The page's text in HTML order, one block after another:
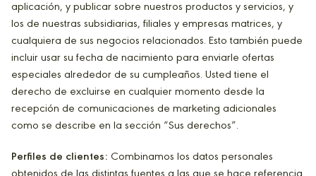
aplicación, y publicar sobre nuestros productos y servicios, y
los de nuestras subsidiarias, filiales y empresas matrices, y
cualquiera de sus negocios relacionados. Esto también puede
incluir usar su fecha de nacimiento para enviarle ofertas
especiales alrededor de su cumpleaños. Usted tiene el
derecho de excluirse en cualquier momento desde la
recepción de comunicaciones de marketing adicionales
como se describe en la sección “Sus derechos”.
Perfiles de clientes: Combinamos los datos personales